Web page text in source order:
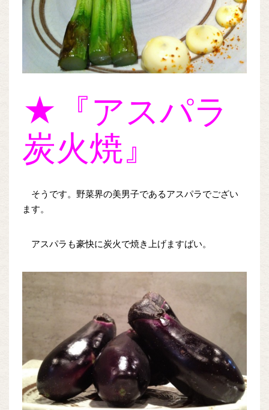
★『アスパラ
炭火焼』
そうです。野菜界の美男子であるアスパラでござい
ます。
アスパラも豪快に炭火で焼き上げますばい。